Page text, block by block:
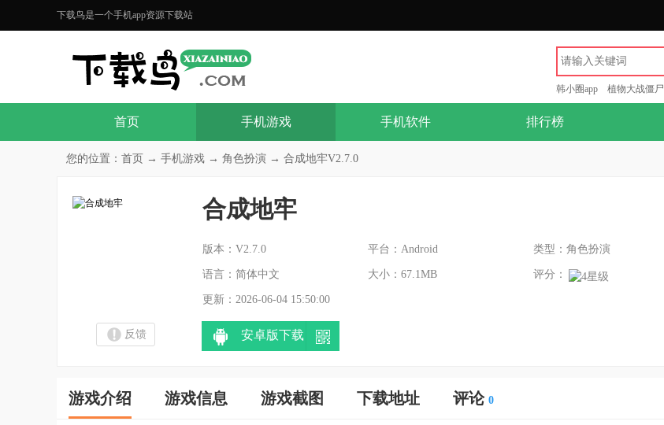
下载鸟是一个手机app资源下载站
韩小圈app 植物大战僵尸
首页 手机游戏 手机软件 排行榜
您的位置： 首页 → 手机游戏 → 角色扮演 → 合成地牢V2.7.0
合成地牢
版本：V2.7.0 平台：Android 类型：角色扮演
语言：简体中文 大小：67.1MB 评分：
更新：2026-06-04 15:50:00
反馈 安卓版下载
游戏介绍 游戏信息 游戏截图 下载地址 评论 0